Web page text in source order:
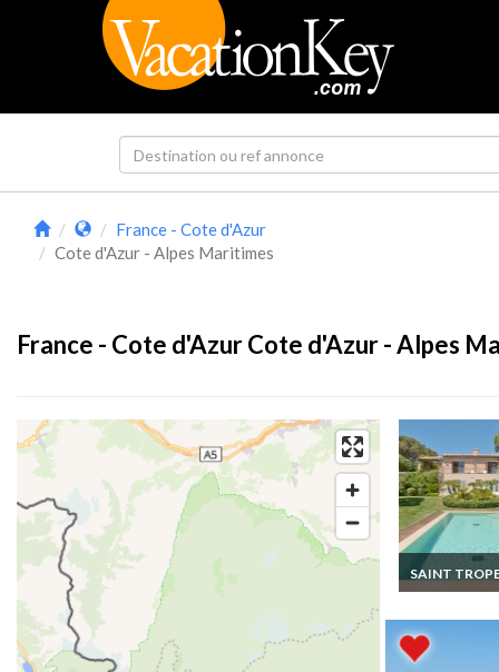
France - Cote d'Azur
Cote d'Azur - Alpes Maritimes
France - Cote d'Azur Cote d'Azur - Alpes
SAINT
Location villa
Tropez.